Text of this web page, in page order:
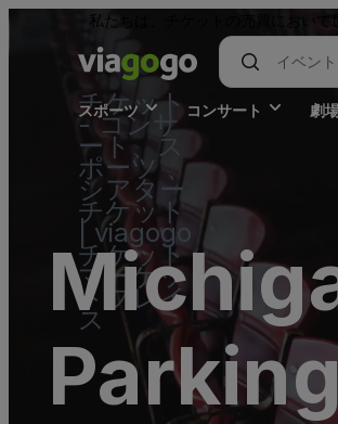
私たちは、チケットの売買におい
チケット
- コンサ
ート、ス
ポーツ 、
シアター
チケット
| viagogo
チケット
マーケッ
トプレイ
ス
スポーツ コンサート 劇